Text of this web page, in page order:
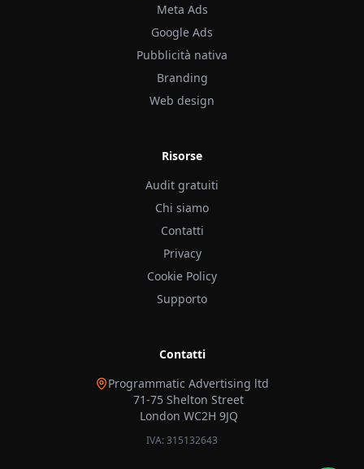
Meta Ads
Google Ads
Pubblicità nativa
Branding
Web design
Risorse
Audit gratuiti
Chi siamo
Contatti
Privacy
Cookie Policy
Supporto
Contatti
Programmatic Advertising ltd
71-75 Shelton Street
London WC2H 9JQ
IVA: 315132643